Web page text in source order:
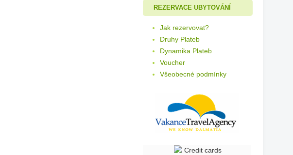
REZERVACE UBYTOVÁNÍ
Jak rezervovat?
Druhy Plateb
Dynamika Plateb
Voucher
Všeobecné podmínky